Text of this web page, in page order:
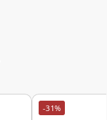
-31%